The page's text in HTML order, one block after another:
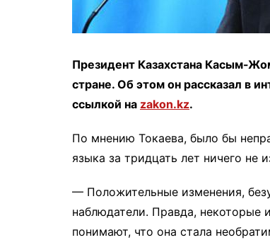
Президент Казахстана Касым-
стране. Об этом он рассказал в
ссылкой на zakon.kz.
По мнению Токаева, было бы
языка за тридцать лет ничего не
— Положительные изменения,
наблюдатели. Правда, некоторые
понимают, что она стала